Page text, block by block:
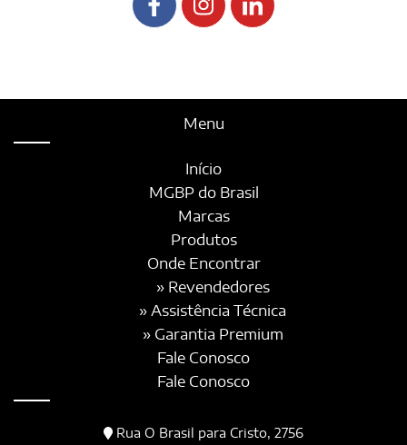
Menu
Início
MGBP do Brasil
Marcas
Produtos
Onde Encontrar
» Revendedores
» Assistência Técnica
» Garantia Premium
Fale Conosco
Fale Conosco
Rua O Brasil para Cristo, 2756